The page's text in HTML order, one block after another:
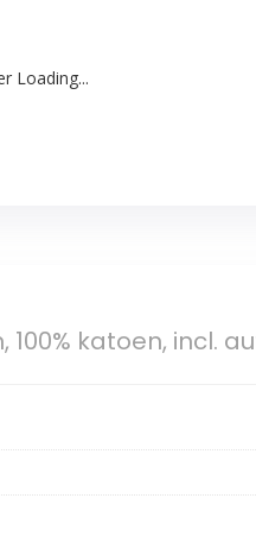
Loading...
katoen, incl.